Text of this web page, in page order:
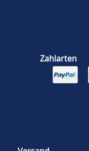
Zahlarten